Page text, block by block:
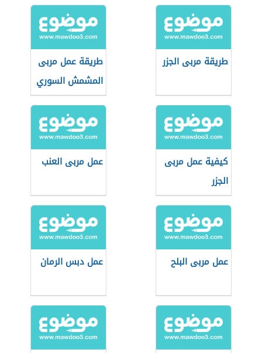
طريقة مربى الجزر
طريقة عمل مربى
المشمش السوري
كيفية عمل مربى
الجزر
عمل مربى العنب
عمل مربى البلح عمل دبس الرمان